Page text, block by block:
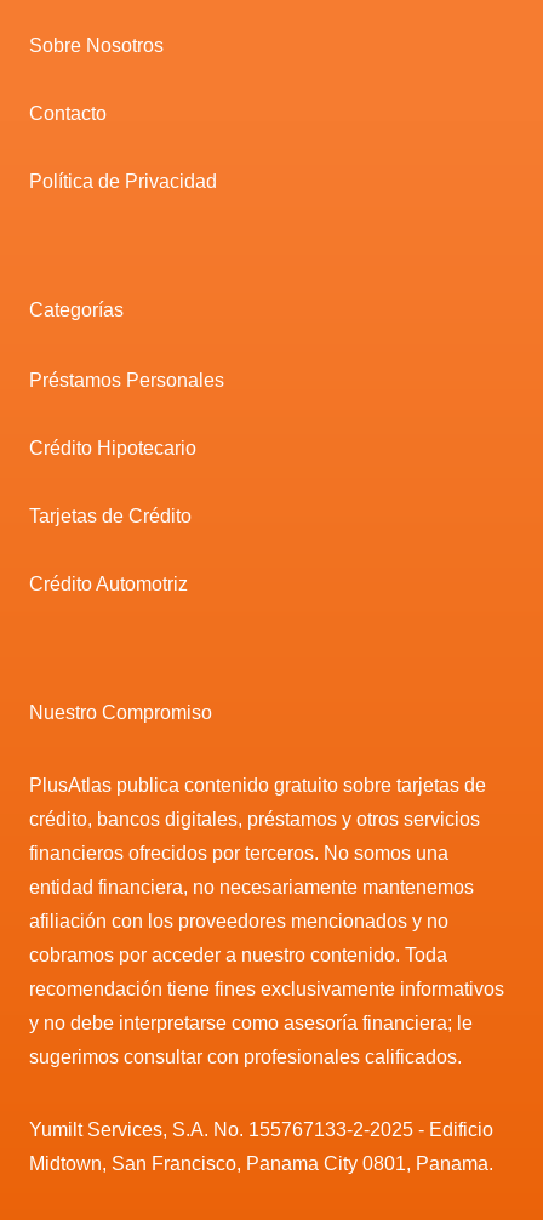
Sobre Nosotros
Contacto
Política de Privacidad
Categorías
Préstamos Personales
Crédito Hipotecario
Tarjetas de Crédito
Crédito Automotriz
Nuestro Compromiso
PlusAtlas publica contenido gratuito sobre tarjetas de
crédito, bancos digitales, préstamos y otros servicios
financieros ofrecidos por terceros. No somos una
entidad financiera, no necesariamente mantenemos
afiliación con los proveedores mencionados y no
cobramos por acceder a nuestro contenido. Toda
recomendación tiene fines exclusivamente informativos
y no debe interpretarse como asesoría financiera; le
sugerimos consultar con profesionales calificados.
Yumilt Services, S.A. No. 155767133-2-2025 - Edificio
Midtown, San Francisco, Panama City 0801, Panama.